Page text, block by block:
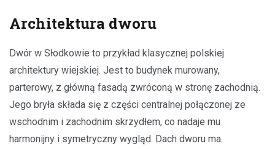
Architektura dworu
Dwór w Słodkowie to przykład klasycznej polskiej
architektury wiejskiej. Jest to budynek murowany,
parterowy, z główną fasadą zwróconą w stronę zachodnią.
Jego bryła składa się z części centralnej połączonej ze
wschodnim i zachodnim skrzydłem, co nadaje mu
harmonijny i symetryczny wygląd. Dach dworu ma